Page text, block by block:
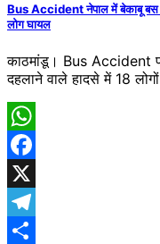
Bus Accident नेपाल में बेकाबू बस​
लोग घायल
काठमांडू। Bus Accident
दहलाने वाले हादसे में 18
WhatsApp
Facebook
X
Telegram